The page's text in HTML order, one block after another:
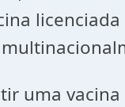
licenciada
uma